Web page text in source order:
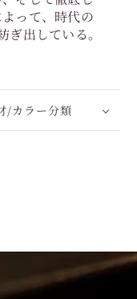
って、時代の
出している。
/カラー分類